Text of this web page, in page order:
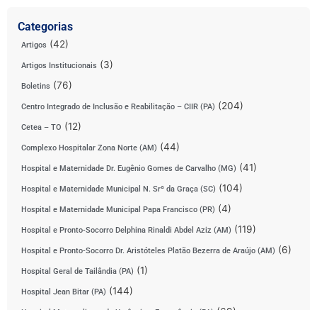
Categorias
Artigos (42)
Artigos Institucionais (3)
Boletins (76)
Centro Integrado de Inclusão e Reabilitação – CIIR (PA) (204)
Cetea – TO (12)
Complexo Hospitalar Zona Norte (AM) (44)
Hospital e Maternidade Dr. Eugênio Gomes de Carvalho (MG) (41)
Hospital e Maternidade Municipal N. Srª da Graça (SC) (104)
Hospital e Maternidade Municipal Papa Francisco (PR) (4)
Hospital e Pronto-Socorro Delphina Rinaldi Abdel Aziz (AM) (119)
Hospital e Pronto-Socorro Dr. Aristóteles Platão Bezerra de Araújo (AM) (6)
Hospital Geral de Tailândia (PA) (1)
Hospital Jean Bitar (PA) (144)